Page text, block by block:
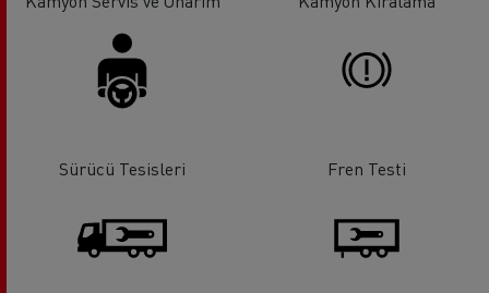
Sürücü Tesisleri Fren Testi